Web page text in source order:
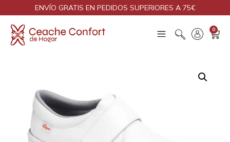
ENVÍO GRATIS EN PEDIDOS SUPERIORES A 75€
0